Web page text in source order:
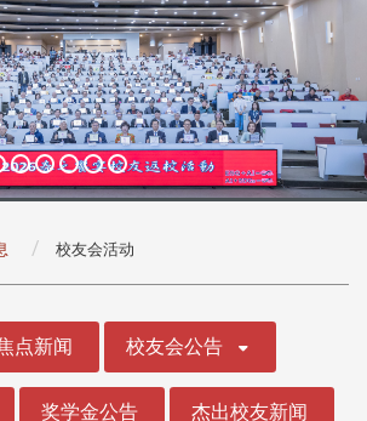
校友会活动
点新闻 校友会公告
奖学金公告 杰出校友新闻